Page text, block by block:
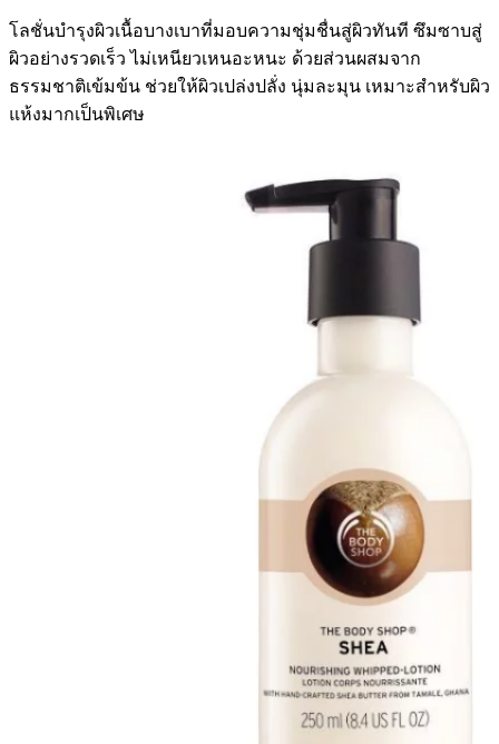
โลชั่นบำรุงผิวเนื้อบางเบาที่มอบความชุ่มชื่นสู่ผิวทันที ซึมซาบสู่
ผิวอย่างรวดเร็ว ไม่เหนียวเหนอะหนะ ด้วยส่วนผสมจาก
ธรรมชาติเข้มข้น ช่วยให้ผิวเปล่งปลั่ง นุ่มละมุน เหมาะสำหรับผิว
แห้งมากเป็นพิเศษ